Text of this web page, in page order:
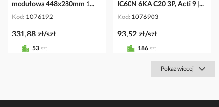
modułowa 448x280mm 1...
Kod 1076192
331,88 zł/szt
53 szt
IC60N 6KA C20 3P, Acti 9 |...
Kod 1076903
93,52 zł/szt
186 szt
Pokaż więcej